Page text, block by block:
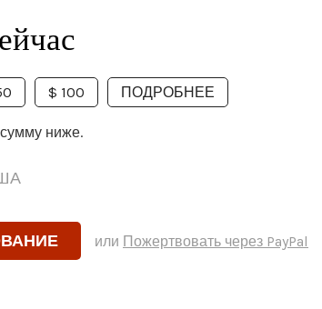
$ 100 ПОДРОБНЕЕ
ниже.
или Пожертвовать через PayPal